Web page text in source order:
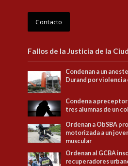
Contacto
Fallos de la Justicia de la
Condenan a un
Durand por
Condena a
tres alumnas de un
Ordenan a ObSBA
motorizada a un
muscular
Ordenan al GCBA
recuperadores